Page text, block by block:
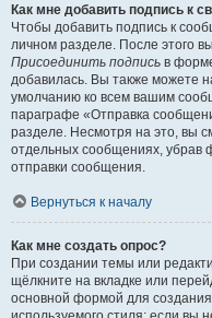
Как мне добавить подпись к
Чтобы добавить подпись к
личном разделе. После этого
Присоединить подпись в
добавилась. Вы также можете
умолчанию ко всем вашим
параграфе «Отправка
разделе. Несмотря на это, вы
отдельных сообщениях, убрав
отправки сообщения.
Вернуться к началу
Как мне создать опрос?
При создании темы или
щёлкните на вкладке или
основной формой для